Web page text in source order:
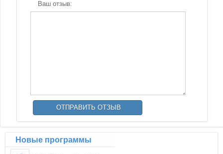
Ваш отзыв:
Новые программы